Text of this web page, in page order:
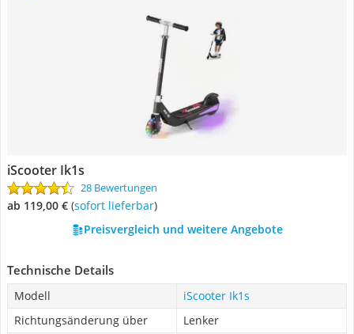
iScooter Ik1s
28 Bewertungen
ab 119,00 € ( Sofort lieferbar)
Preisvergleich und weitere Angebote
Technische Details
Modell
iScooter Ik1s
Richtungsänderung über
Lenker